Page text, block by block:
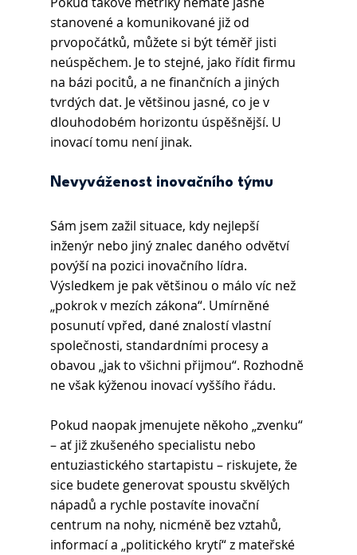
stanovené a komunikované již od
prvopočátků, můžete si být téměř jisti
neúspěchem. Je to stejné, jako řídit firmu
na bázi pocitů, a ne finančních a jiných
tvrdých dat. Je většinou jasné, co je v
dlouhodobém horizontu úspěšnější. U
inovací tomu není jinak.
Nevyváženost inovačního týmu
Sám jsem zažil situace, kdy nejlepší
inženýr nebo jiný znalec daného odvětví
povýší na pozici inovačního lídra.
Výsledkem je pak většinou o málo víc než
„pokrok v mezích zákona“. Umírněné
posunutí vpřed, dané znalostí vlastní
společnosti, standardními procesy a
obavou „jak to všichni přijmou“. Rozhodně
ne však kýženou inovací vyššího řádu.
Pokud naopak jmenujete někoho „zvenku“
– ať již zkušeného specialistu nebo
entuziastického startapistu – riskujete, že
sice budete generovat spoustu skvělých
nápadů a rychle postavíte inovační
centrum na nohy, nicméně bez vztahů,
informací a „politického krytí“ z mateřské